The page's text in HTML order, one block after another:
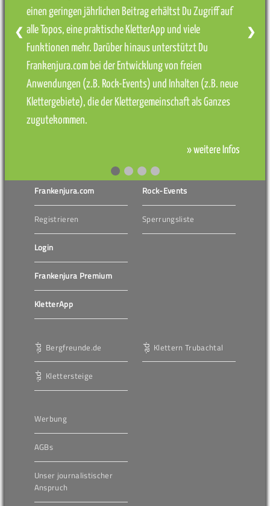
einen geringen jährlichen Beitrag erhältst Du Zugriff auf
alle Topos, eine praktische KletterApp und viele
Funktionen mehr. Darüber hinaus unterstützt Du
Frankenjura.com bei der Entwicklung von freien
Anwendungen (z.B. Rock-Events) und Inhalten (z.B. neue
Klettergebiete), die der Klettergemeinschaft als Ganzes
zugutekommen.
» weitere Infos
❮ ❯
Frankenjura.com
Registrieren
Login
Frankenjura Premium
KletterApp
Rock-Events
Sperrungsliste
Bergfreunde.de
Klettersteige
Klettern Trubachtal
Werbung
AGBs
Unser journalistischer
Anspruch